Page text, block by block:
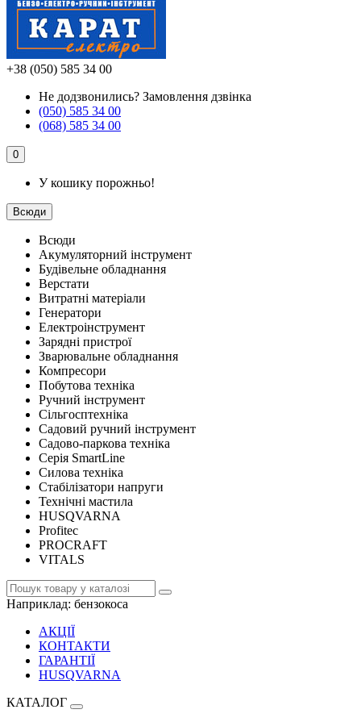
+38 (050) 585 34 00
Не додзвонились? Замовлення дзвінка
(050) 585 34 00
(068) 585 34 00
0
У кошику порожньо!
Всюди
Всюди
Акумуляторний інструмент
Будівельне обладнання
Верстати
Витратні матеріали
Генератори
Електроінструмент
Зарядні пристрої
Зварювальне обладнання
Компресори
Побутова техніка
Ручний інструмент
Сільгосптехніка
Садовий ручний інструмент
Садово-паркова техніка
Серія SmartLine
Силова техніка
Стабілізатори напруги
Технічні мастила
HUSQVARNA
Profitec
PROCRAFT
VITALS
Наприклад: бензокоса
АКЦІЇ
КОНТАКТИ
ГАРАНТІЇ
HUSQVARNA
КАТАЛОГ